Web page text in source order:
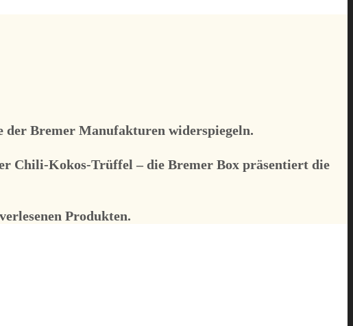
Bremer Manufakturen widerspiegeln.
Chili-Kokos-Trüffel – die Bremer Box präsentiert die
Produkten.